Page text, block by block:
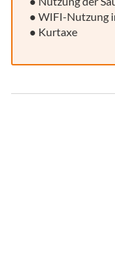
● WIFI-Nutzung
● Kurtaxe